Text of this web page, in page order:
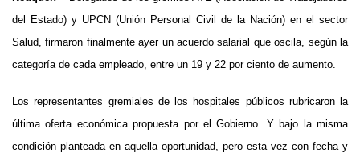
del Estado) y UPCN (Unión Personal Civil de la Nación) en el sector
Salud, firmaron finalmente ayer un acuerdo salarial que oscila, según la
categoría de cada empleado, entre un 19 y 22 por ciento de aumento.
Los representantes gremiales de los hospitales públicos rubricaron la
última oferta económica propuesta por el Gobierno. Y bajo la misma
condición planteada en aquella oportunidad, pero esta vez con fecha y